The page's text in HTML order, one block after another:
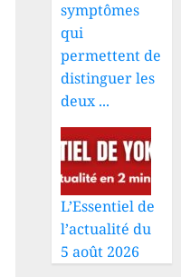
symptômes
qui
permettent de
distinguer les
deux ...
L’Essentiel de
l’actualité du
5 août 2026